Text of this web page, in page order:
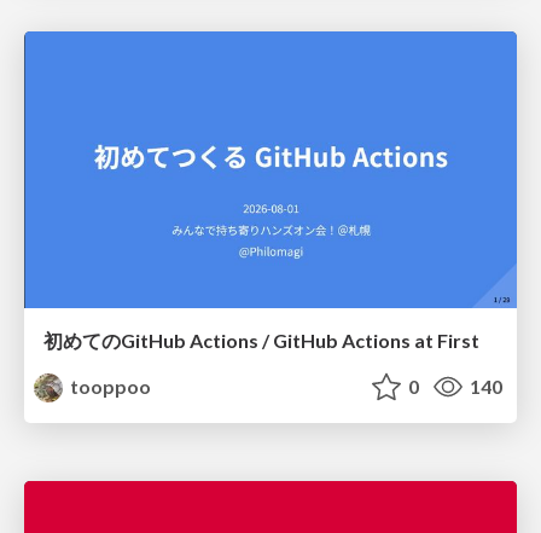
初めてのGitHub Actions / GitHub Actions at First
tooppoo
0 140